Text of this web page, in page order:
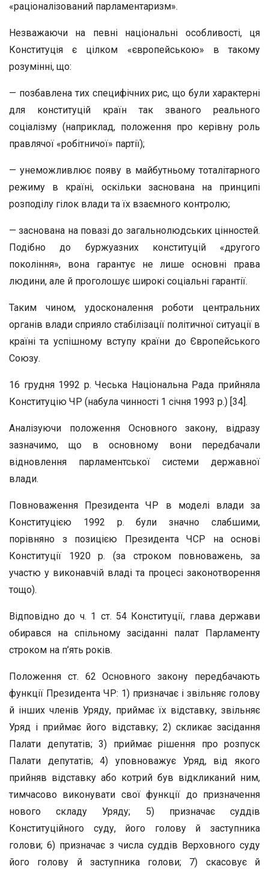
«раціоналізований парламентаризм».
Незважаючи на певні національні особливості, ця
Конституція є цілком «європейською» в такому
розумінні, що:
— позбавлена тих специфічних рис, що були характерні
для конституцій країн так званого реального
соціалізму (наприклад, положення про керівну роль
правлячої «робітничої» партії);
— унеможливлює появу в майбутньому тоталітарного
режиму в країні, оскільки заснована на принципі
розподілу гілок влади та їх взаємного контролю;
— заснована на повазі до загальнолюдських цінностей.
Подібно до буржуазних конституцій «другого
покоління», вона гарантує не лише основні права
людини, але й проголошує широкі соціальні гарантії.
Таким чином, удосконалення роботи центральних
органів влади сприяло стабілізації політичної ситуації в
країні та успішному вступу країни до Європейського
Союзу.
16 грудня 1992 р. Чеська Національна Рада прийняла
Конституцію ЧР (набула чинності 1 січня 1993 р.) [34].
Аналізуючи положення Основного закону, відразу
зазначимо, що в основному вони передбачали
відновлення парламентської системи державної
влади.
Повноваження Президента ЧР в моделі влади за
Конституцією 1992 р. були значно слабшими,
порівняно з позицією Президента ЧСР на основі
Конституції 1920 р. (за строком повноважень, за
участю у виконавчій владі та процесі законотворення
тощо).
Відповідно до ч. 1 ст. 54 Конституції, глава держави
обирався на спільному засіданні палат Парламенту
строком на п’ять років.
Положення ст. 62 Основного закону передбачають
функції Президента ЧР: 1) призначає і звільняє голову
й інших членів Уряду, приймає їх відставку, звільняє
Уряд і приймає його відставку; 2) скликає засідання
Палати депутатів; 3) приймає рішення про розпуск
Палати депутатів; 4) уповноважує Уряд, від якого
прийняв відставку або котрий був відкликаний ним,
тимчасово виконувати свої функції до призначення
нового складу Уряду; 5) призначає суддів
Конституційного суду, його голову й заступника
голови; 6) призначає з числа суддів Верховного суду
його голову й заступника голови; 7) скасовує й